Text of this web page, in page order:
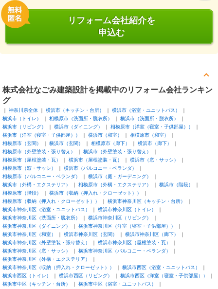
リフォーム会社紹介を
申込む
株式会社なごみ建築設計を掲載中のリフォーム会社ランキン
グ
神奈川県全体 横浜市（キッチン・台所）
横浜市（浴室・ユニットバス）
横浜市（トイレ）
相模原市（洗面所・脱衣所）
横浜市（洗面所・脱衣所）
横浜市（リビング）
横浜市（ダイニング）
相模原市（洋室（寝室・子供部屋））
横浜市（洋室（寝室・子供部屋））
横浜市（和室）
相模原市（和室）
相模原市（玄関）
横浜市（玄関） 相模原市（廊下）
横浜市（廊下）
相模原市（外壁塗装・張り替え）
横浜市（外壁塗装・張り替え）
相模原市（屋根塗装・瓦）
横浜市（屋根塗装・瓦）
横浜市（窓・サッシ）
相模原市（窓・サッシ）
横浜市（バルコニー・ベランダ）
相模原市（バルコニー・ベランダ）
横浜市（庭・ガーデニング）
横浜市（外構・エクステリア）
相模原市（外構・エクステリア）
横浜市（階段）
相模原市（階段）
横浜市（収納（押入れ・クローゼット））
相模原市（収納（押入れ・クローゼット））
横浜市神奈川区（キッチン・台所）
横浜市神奈川区（浴室・ユニットバス）
横浜市神奈川区（トイレ）
横浜市神奈川区（洗面所・脱衣所）
横浜市神奈川区（リビング）
横浜市神奈川区（ダイニング）
横浜市神奈川区（洋室（寝室・子供部屋））
横浜市神奈川区（和室）
横浜市神奈川区（玄関）
横浜市神奈川区（廊下）
横浜市神奈川区（外壁塗装・張り替え）
横浜市神奈川区（屋根塗装・瓦）
横浜市神奈川区（窓・サッシ）
横浜市神奈川区（バルコニー・ベランダ）
横浜市神奈川区（外構・エクステリア）
横浜市神奈川区（収納（押入れ・クローゼット））
横浜市西区（浴室・ユニットバス）
横浜市西区（トイレ）
横浜市西区（リビング）
横浜市西区（洋室（寝室・子供部屋））
横浜市中区（キッチン・台所）
横浜市中区（浴室・ユニットバス）